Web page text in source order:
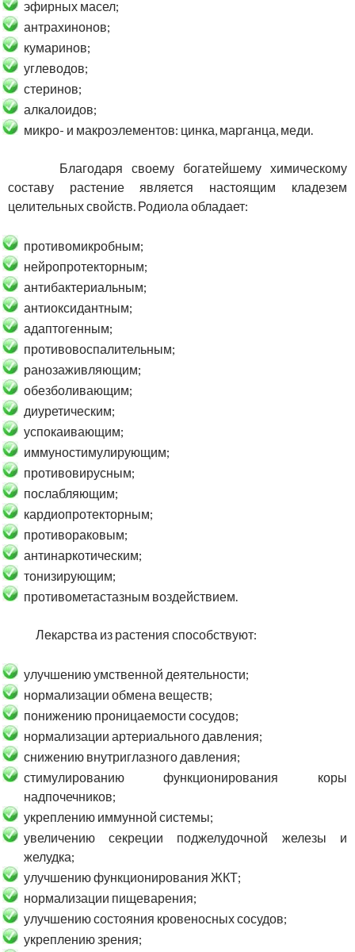
эфирных масел;
антрахинонов;
кумаринов;
углеводов;
стеринов;
алкалоидов;
микро- и макроэлементов: цинка, марганца, меди.
Благодаря своему богатейшему химическому
составу растение является настоящим кладезем
целительных свойств. Родиола обладает:
противомикробным;
нейропротекторным;
антибактериальным;
антиоксидантным;
адаптогенным;
противовоспалительным;
ранозаживляющим;
обезболивающим;
диуретическим;
успокаивающим;
иммуностимулирующим;
противовирусным;
послабляющим;
кардиопротекторным;
противораковым;
антинаркотическим;
тонизирующим;
противометастазным воздействием.
Лекарства из растения способствуют:
улучшению умственной деятельности;
нормализации обмена веществ;
понижению проницаемости сосудов;
нормализации артериального давления;
снижению внутриглазного давления;
стимулированию функционирования коры
надпочечников;
укреплению иммунной системы;
увеличению секреции поджелудочной железы и
желудка;
улучшению функционирования ЖКТ;
нормализации пищеварения;
улучшению состояния кровеносных сосудов;
укреплению зрения;